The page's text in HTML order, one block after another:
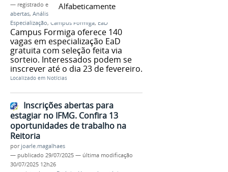
Alfabeticamente
— registrado em:
Pós-graduação,Inscrições
abertas, Análise Estratégica de Dados
Especialização, Campus Formiga, EaD
Campus Formiga oferece 140
vagas em especialização EaD
gratuita com seleção feita via
sorteio. Interessados podem se
inscrever até o dia 23 de fevereiro.
Localizado em Notícias
Inscrições abertas para
estagiar no IFMG. Confira 13
oportunidades de trabalho na
Reitoria
por joarle.magalhaes
— publicado 29/07/2025 — última modificação
30/07/2025 12h26